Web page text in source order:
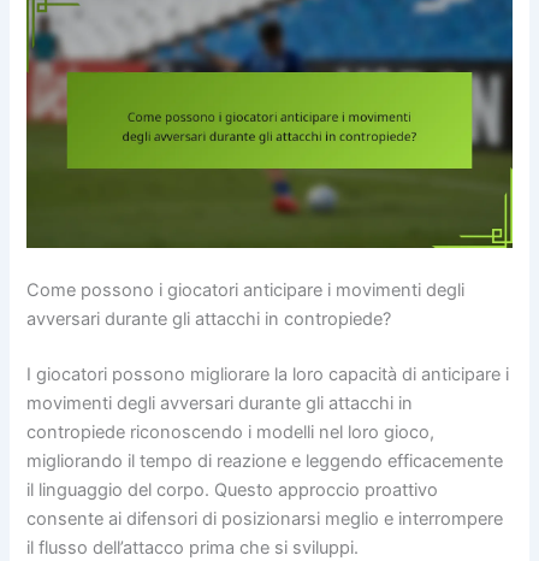
Come possono i giocatori anticipare i movimenti degli
avversari durante gli attacchi in contropiede?
I giocatori possono migliorare la loro capacità di anticipare i
movimenti degli avversari durante gli attacchi in
contropiede riconoscendo i modelli nel loro gioco,
migliorando il tempo di reazione e leggendo efficacemente
il linguaggio del corpo. Questo approccio proattivo
consente ai difensori di posizionarsi meglio e interrompere
il flusso dell’attacco prima che si sviluppi.